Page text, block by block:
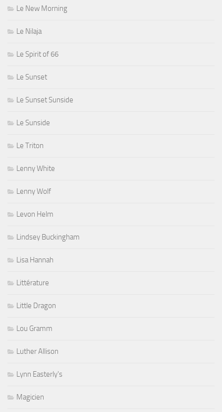
Le New Morning
Le Nilaja
Le Spirit of 66
Le Sunset
Le Sunset Sunside
Le Sunside
Le Triton
Lenny White
Lenny Wolf
Levon Helm
Lindsey Buckingham
Lisa Hannah
Littérature
Little Dragon
Lou Gramm
Luther Allison
Lynn Easterly's
Magicien